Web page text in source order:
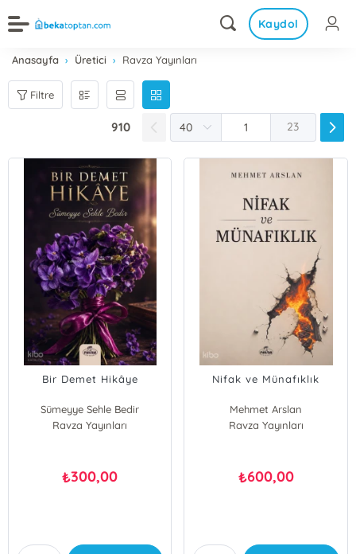
Kaydol
Anasayfa Üretici Ravza Yayınları
Filtre
910 23
Bir Demet Hikâye
Sümeyye Sehle Bedir
Ravza Yayınları
₺300,00
Nifak ve Münafıklık
Mehmet Arslan
Ravza Yayınları
₺600,00